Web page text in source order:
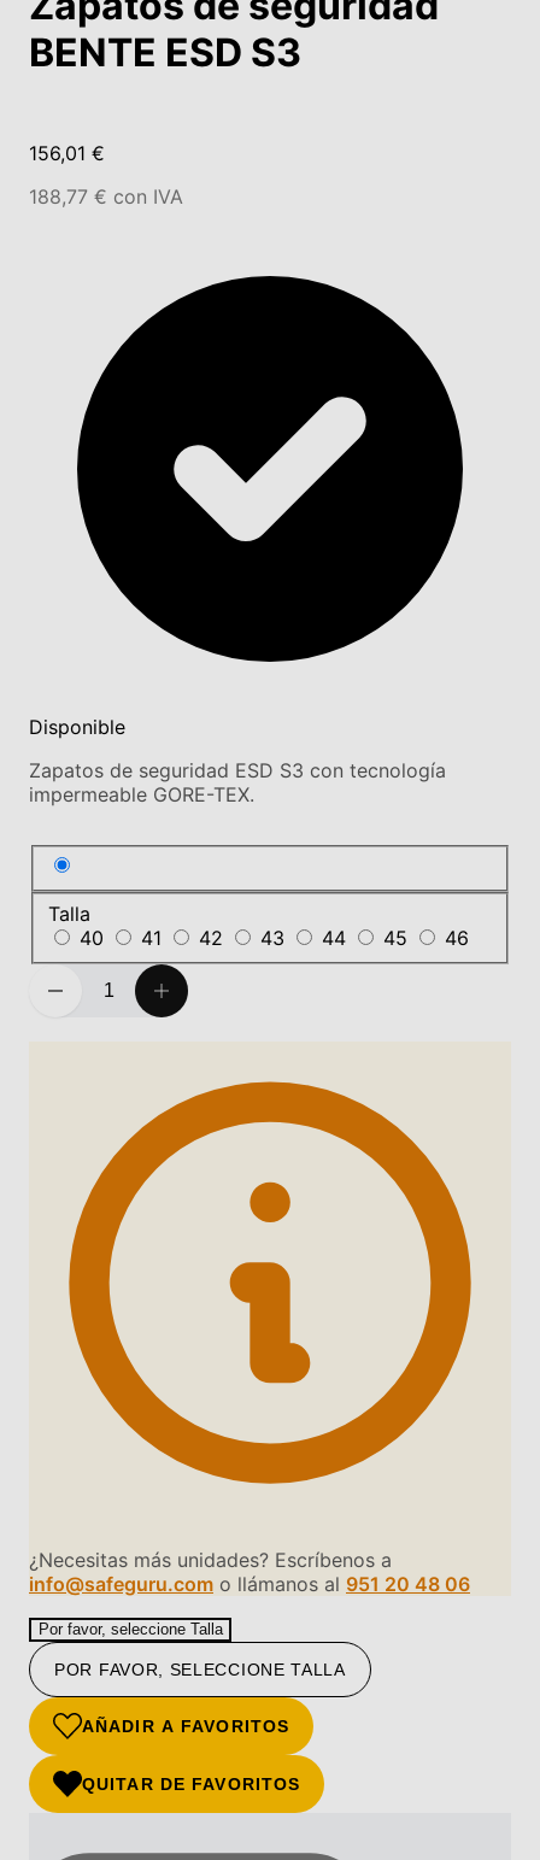
BENTE ESD S3
156,01 €
188,77 € con IVA
Disponible
Zapatos de seguridad ESD S3 con tecnología
impermeable GORE-TEX.
Talla
40
41 42 43 44 45 46
¿Necesitas más unidades? Escríbenos a
info@safeguru.com o llámanos al 951 20 48 06
Por favor, seleccione Talla
POR FAVOR, SELECCIONE TALLA
AÑADIR A FAVORITOS
QUITAR DE FAVORITOS